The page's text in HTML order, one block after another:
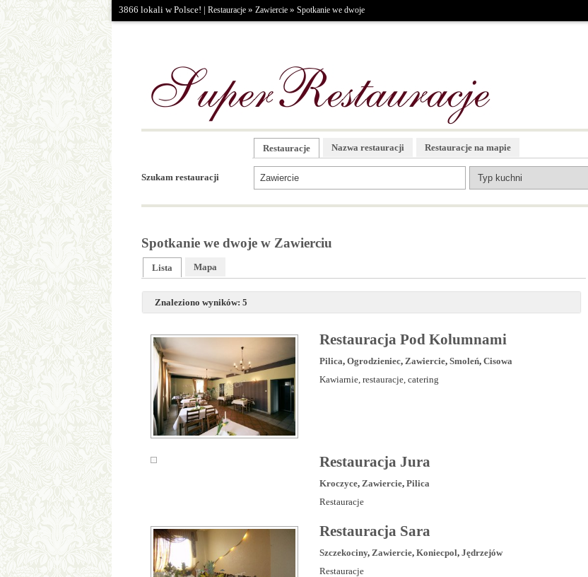
3866 lokali w Polsce! | Restauracje » Zawiercie » Spotkanie we dwoje
Szukam restauracji
Restauracje Nazwa restauracji Restauracje na mapie
Spotkanie we dwoje w Zawierciu
Lista Mapa
Znaleziono wyników: 5
Restauracja Pod Kolumnami
Pilica, Ogrodzieniec, Zawiercie, Smoleń, Cisowa
Kawiarnie, restauracje, catering
Restauracja Jura
Kroczyce, Zawiercie, Pilica
Restauracje
Restauracja Sara
Szczekociny, Zawiercie, Koniecpol, Jędrzejów
Restauracje